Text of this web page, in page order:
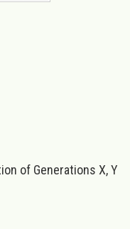
of Generations X, Y